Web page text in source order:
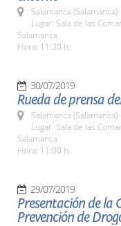
Salamanca (Salamanca)
Lugar: Sala de las
Salamanca
Hora: 11:30 h.
30/07/2019
Rueda de prensa
Salamanca (Salamanca)
Lugar: Sala de las
Salamanca
Hora: 11:00 h.
29/07/2019
Presentación de la
Prevención de